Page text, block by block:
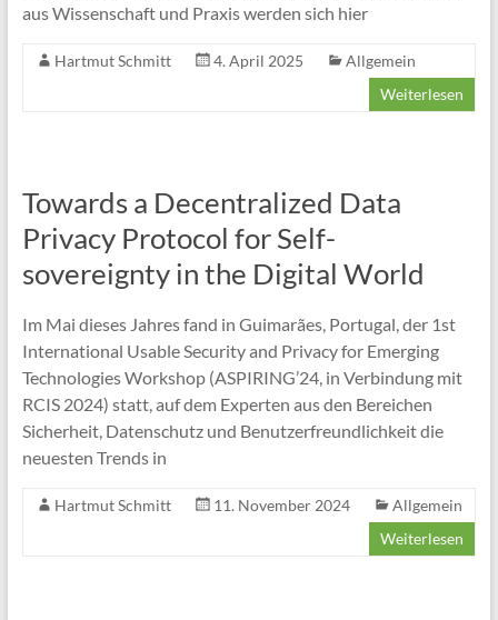
aus Wissenschaft und Praxis werden sich hier
Hartmut Schmitt 4. April 2025
Allgemein
Weiterlesen
Towards a Decentralized Data
Privacy Protocol for Self-
sovereignty in the Digital World
Im Mai dieses Jahres fand in Guimarães, Portugal, der 1st
International Usable Security and Privacy for Emerging
Technologies Workshop (ASPIRING’24, in Verbindung mit
RCIS 2024) statt, auf dem Experten aus den Bereichen
Sicherheit, Datenschutz und Benutzerfreundlichkeit die
neuesten Trends in
Hartmut Schmitt 11. November 2024
Allgemein
Weiterlesen